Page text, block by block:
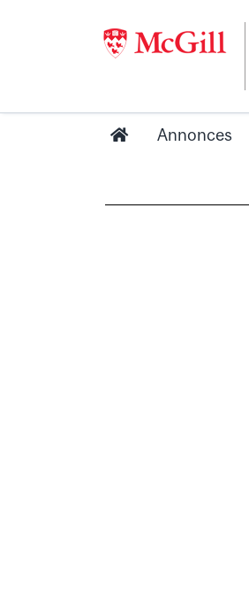
Annonces